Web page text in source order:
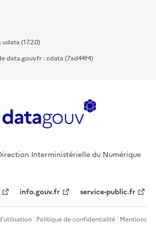
(17.2.0)
data.gouv.fr : cdata (7ad44f4)
Interministérielle du Numérique
info.gouv.fr service-public.fr
Politique de confidentialité Mentions